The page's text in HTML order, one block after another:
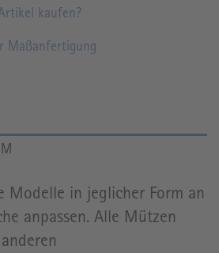
kaufen?
Maßanfertigung
Modelle in jeglicher Form an
anpassen. Alle Mützen